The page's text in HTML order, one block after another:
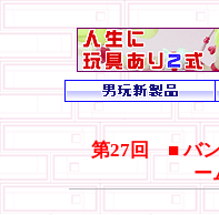
第27回 ■ バン
ー